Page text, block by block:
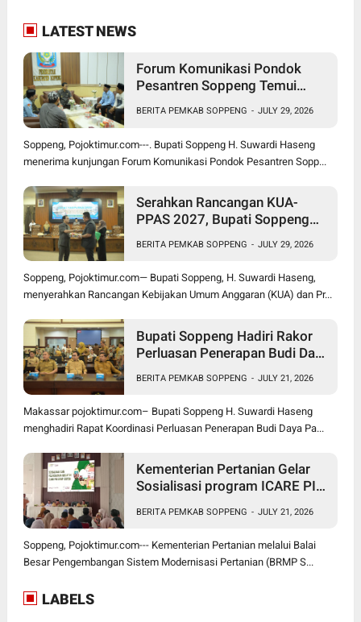
LATEST NEWS
Forum Komunikasi Pondok
Pesantren Soppeng Temui
BERITA PEMKAB SOPPENG - JULY 29, 2026
Soppeng, Pojoktimur.com---. Bupati Soppeng H. Suwardi Haseng
menerima kunjungan Forum Komunikasi Pondok Pesantren Sopp...
Serahkan Rancangan KUA-
PPAS 2027, Bupati Soppeng
Tengah Tekanan Fiskal
BERITA PEMKAB SOPPENG - JULY 29, 2026
Soppeng, Pojoktimur.com— Bupati Soppeng, H. Suwardi Haseng,
menyerahkan Rancangan Kebijakan Umum Anggaran (KUA) dan Pr...
Bupati Soppeng Hadiri Rakor
Perluasan Penerapan Budi Daya
BERITA PEMKAB SOPPENG - JULY 21, 2026
Makassar pojoktimur.com– Bupati Soppeng H. Suwardi Haseng
menghadiri Rapat Koordinasi Perluasan Penerapan Budi Daya Pa...
Kementerian Pertanian Gelar
Sosialisasi program ICARE PIU
BERITA PEMKAB SOPPENG - JULY 21, 2026
Soppeng, Pojoktimur.com--- Kementerian Pertanian melalui Balai
Besar Pengembangan Sistem Modernisasi Pertanian (BRMP S...
LABELS